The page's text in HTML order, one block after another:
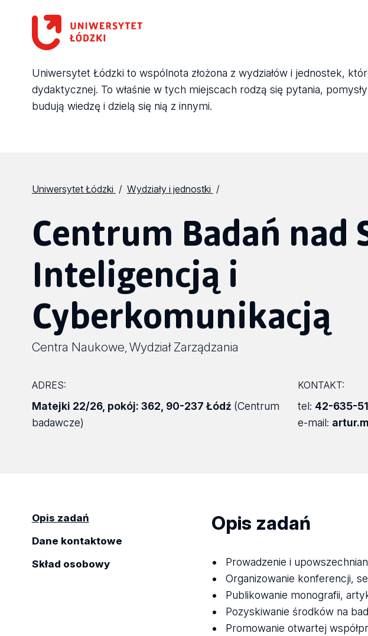
Uniwersytet Łódzki to wspólnota złożona z wydziałów i jednostek,
dydaktycznej. To właśnie w tych miejscach rodzą się pytania,
budują wiedzę i dzielą się nią z innymi.
Uniwersytet Łódzki Wydziały i jednostki
Centrum Badań nad
Inteligencją i
Cyberkomunikacją
Centra Naukowe Wydział Zarządzania
ADRES:
Matejki 22/26, pokój: 362 90-237 Łódź (Centrum
badawcze)
KONTAKT:
tel: 42-635-
e-mail:
Opis zadań
Dane kontaktowe
Skład osobowy
Opis zadań
Prowadzenie i
Organizowanie konferencji,
Publikowanie monografii,
Pozyskiwanie środków na
Promowanie otwartej